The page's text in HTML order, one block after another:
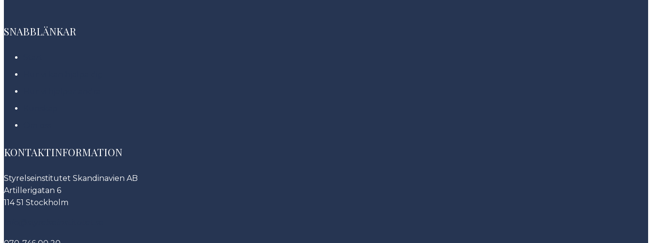
SNABBLÄNKAR
KONTAKTINFORMATION
Styrelseinstitutet Skandinavien AB
Artillerigatan 6
114 51 Stockholm